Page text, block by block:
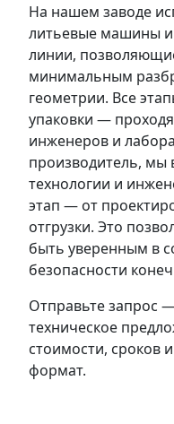
На нашем заводе
литьевые машины
линии,
минимальным
геометрии. Все
упаковки —
инженеров и
производитель, мы
технологии и
этап — от
отгрузки. Это
быть уверенным в
безопасности
Отправьте запрос
техническое
стоимости, сроков
формат.